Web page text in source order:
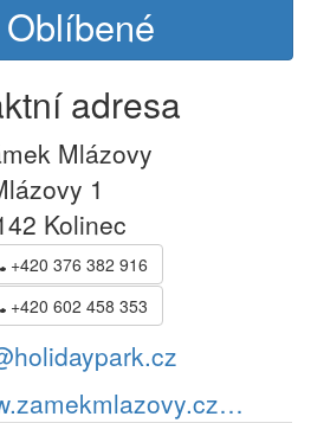
adresa
Mlázovy
1
Kolinec
+420 376 382 916
+420 602 458 353